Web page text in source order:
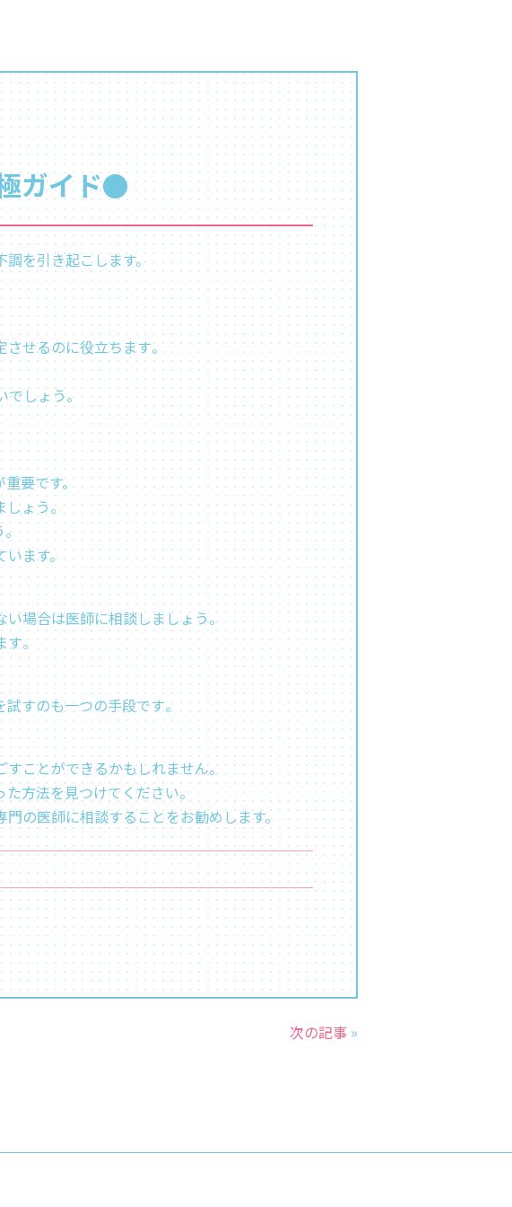
ガイド●
を引き起こします。
せるのに役立ちます​。
しょう​。
要です。
しょう​。
。
ます。
場合は医師に相談しましょう​​。
。
すのも一つの手段です​​。
ことができるかもしれません。
方法を見つけてください。
の医師に相談することをお勧めします。
次の記事 »